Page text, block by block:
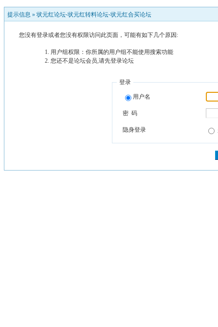
提示信息 » 状元红论坛-状元红转料论坛-状元红合买论坛
您没有登录或者您没有权限访问此页面，可能有如下几个原因:
用户组权限：你所属的用户组不能使用搜索功能
您还不是论坛会员,请先登录论坛
登录
用户名
密 码
隐身登录